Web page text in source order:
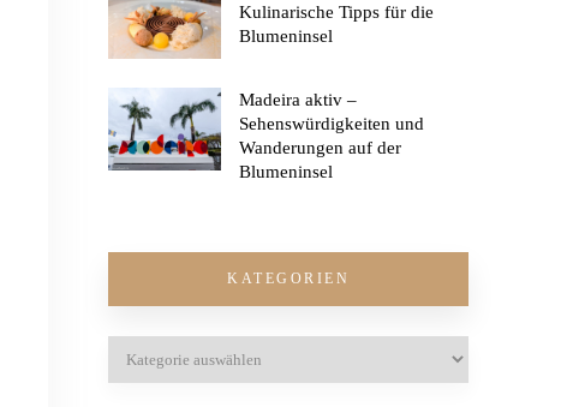
Kulinarische Tipps für die
Blumeninsel
Madeira aktiv –
Sehenswürdigkeiten und
Wanderungen auf der
Blumeninsel
KATEGORIEN